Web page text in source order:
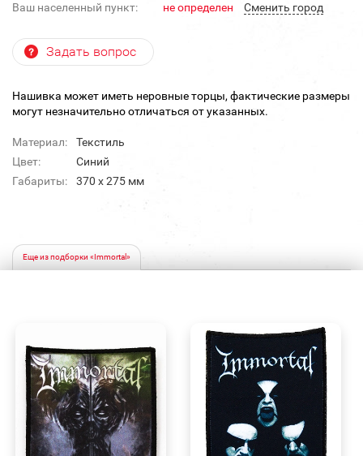
Ваш населенный пункт: не определен Cменить город
Задать вопрос
Нашивка может иметь неровные торцы, фактические размеры
могут незначительно отличаться от указанных.
Материал:
Текстиль
Цвет:
Синий
Габариты:
370 х 275 мм
Еще из подборки «Immortal»